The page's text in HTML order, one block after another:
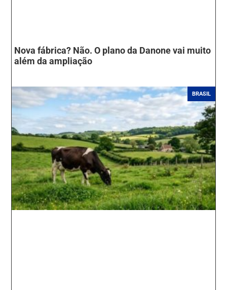
Nova fábrica? Não. O plano da Danone vai muito
além da ampliação
BRASIL